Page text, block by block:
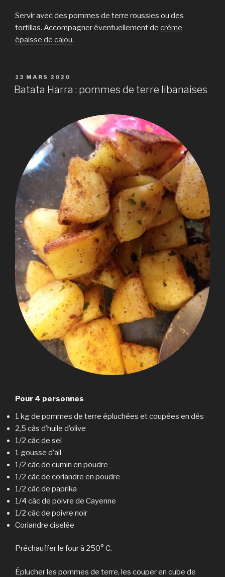
Servir avec des pommes de terre roussies ou des
tortillas. Accompagner éventuellement de crème
épaisse de cajou.
PUBLIÉ
LE
13 MARS 2020
Batata Harra : pommes de terre libanaises
Pour 4 personnes
1 kg de pommes de terre épluchées et coupées en dés
2,5 càs d’huile d’olive
1/2 càc de sel
1 gousse d’ail
1/2 càc de cumin en poudre
1/2 càc de coriandre en poudre
1/2 càc de paprika
1/4 càc de poivre de Cayenne
1/2 càc de poivre noir
Coriandre ciselée
Préchauffer le four à 250° C.
Éplucher les pommes de terre, les couper en cube de